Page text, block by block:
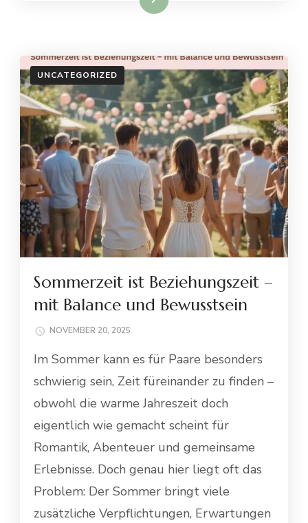
UNCATEGORIZED
Sommerzeit ist Beziehungszeit –
mit Balance und Bewusstsein
NOVEMBER 20, 2025
Im Sommer kann es für Paare besonders
schwierig sein, Zeit füreinander zu finden –
obwohl die warme Jahreszeit doch
eigentlich wie gemacht scheint für
Romantik, Abenteuer und gemeinsame
Erlebnisse. Doch genau hier liegt oft das
Problem: Der Sommer bringt viele
zusätzliche Verpflichtungen, Erwartungen